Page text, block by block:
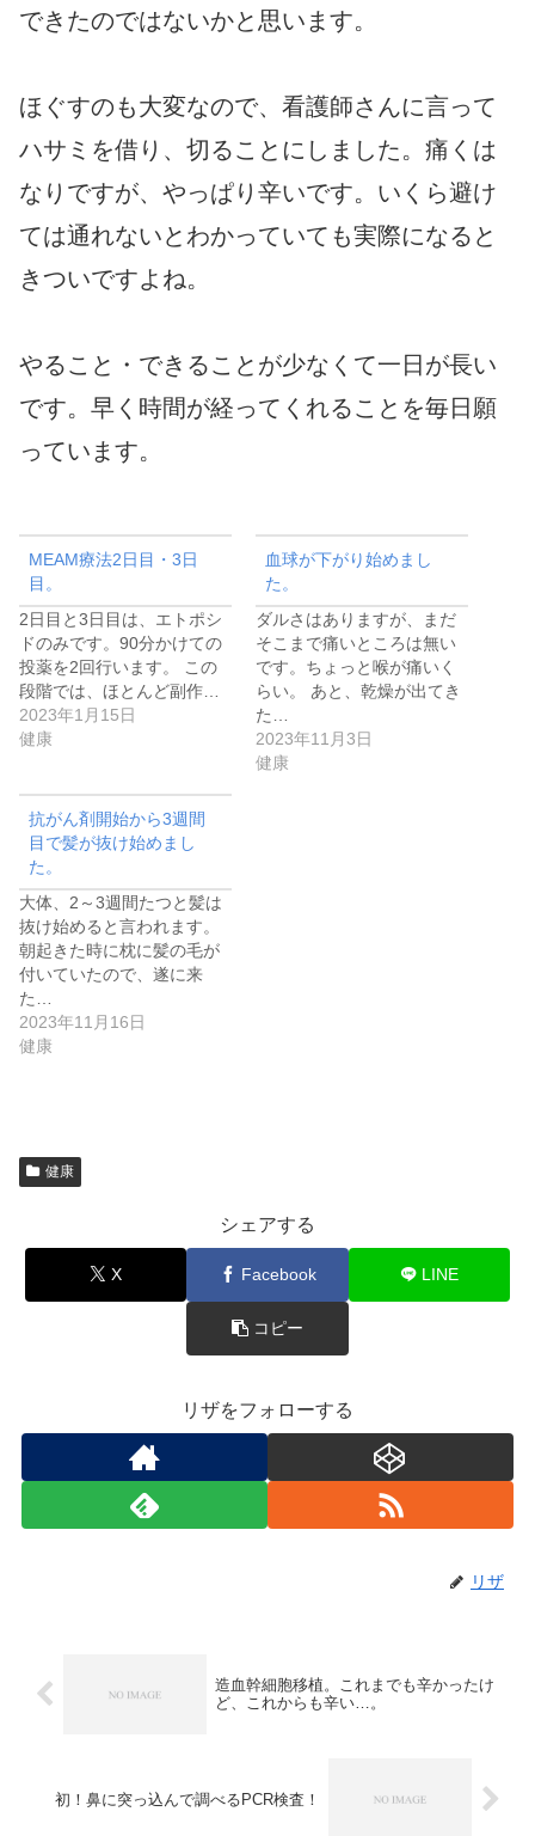
できたのではないかと思います。
ほぐすのも大変なので、看護師さんに言って
ハサミを借り、切ることにしました。痛くは
なりですが、やっぱり辛いです。いくら避け
ては通れないとわかっていても実際になると
きついですよね。
やること・できることが少なくて一日が長い
です。早く時間が経ってくれることを毎日願
っています。
MEAM療法2日目・3日
目。
2日目と3日目は、エトポシ
ドのみです。90分かけての
投薬を2回行います。 この
段階では、ほとんど副作…
2023年1月15日
健康
血球が下がり始めまし
た。
ダルさはありますが、まだ
そこまで痛いところは無い
です。ちょっと喉が痛いく
らい。 あと、乾燥が出てき
た…
2023年11月3日
健康
抗がん剤開始から3週間
目で髪が抜け始めまし
た。
大体、2～3週間たつと髪は
抜け始めると言われます。
朝起きた時に枕に髪の毛が
付いていたので、遂に来
た…
2023年11月16日
健康
健康
シェアする
X Facebook LINE
コピー
リザをフォローする
リザ
造血幹細胞移植。これまでも辛かったけ
ど、これからも辛い…。
初！鼻に突っ込んで調べるPCR検査！